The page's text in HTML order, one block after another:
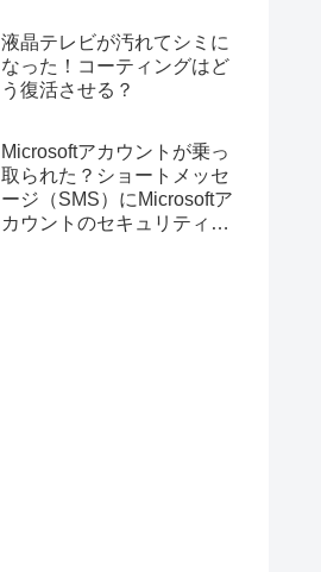
液晶テレビが汚れてシミに
なった！コーティングはど
う復活させる？
Microsoftアカウントが乗っ
取られた？ショートメッセ
ージ（SMS）にMicrosoftア
カウントのセキュリティ警